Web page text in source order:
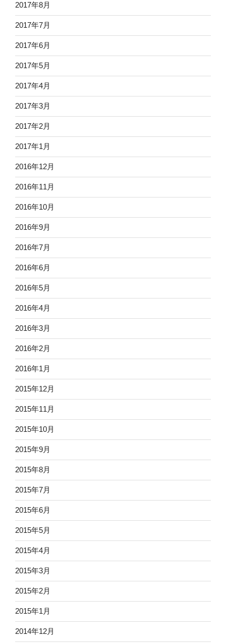
2017年8月
2017年7月
2017年6月
2017年5月
2017年4月
2017年3月
2017年2月
2017年1月
2016年12月
2016年11月
2016年10月
2016年9月
2016年7月
2016年6月
2016年5月
2016年4月
2016年3月
2016年2月
2016年1月
2015年12月
2015年11月
2015年10月
2015年9月
2015年8月
2015年7月
2015年6月
2015年5月
2015年4月
2015年3月
2015年2月
2015年1月
2014年12月